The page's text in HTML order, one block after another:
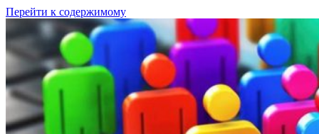
Перейти к содержимому